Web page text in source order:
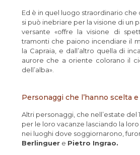
Ed è in quel luogo straordinario che
si può inebriare per la visione di un
versante «offre la visione di
tramonti che paiono incendiare il
la Capraia, e dall’altro quella di
aurore che a oriente colorano il
dell’alba».
Personaggi che l’hanno scelta e
Altri personaggi, che nell’estate del
per le loro vacanze lasciando la
nei luoghi dove soggiornarono,
Berlinguer e Pietro Ingrao.